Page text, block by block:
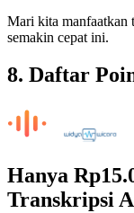
Mari kita manfaatkan
semakin cepat ini.
8. Daftar
Hanya
Transkripsi